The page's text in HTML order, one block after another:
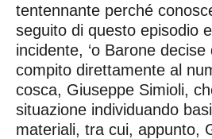
tentennante perché
seguito di questo episodio
incidente, ‘o Barone decise
compito direttamente al
cosca, Giuseppe Simioli,
situazione individuando
materiali, tra cui, appunto,